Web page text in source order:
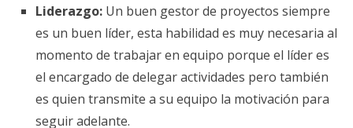
Liderazgo: Un buen gestor de proyectos siempre
es un buen líder, esta habilidad es muy necesaria al
momento de trabajar en equipo porque el líder es
el encargado de delegar actividades pero también
es quien transmite a su equipo la motivación para
seguir adelante.